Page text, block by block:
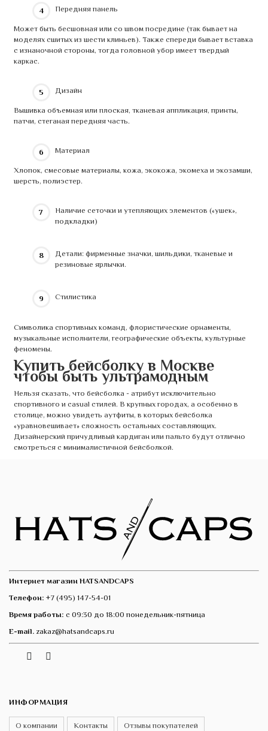
Передняя панель
Может быть бесшовная или со швом посредине (так бывает на
моделях сшитых из шести клиньев). Также спереди бывает вставка
с изнаночной стороны, тогда головной убор имеет твердый
каркас.
Дизайн
Вышивка объемная или плоская, тканевая аппликация, принты,
патчи, стеганая передняя часть.
Материал
Хлопок, смесовые материалы, кожа, экокожа, экомеха и экозамши,
шерсть, полиэстер.
Наличие сеточки и утепляющих элементов («ушек»,
подкладки)
Детали: фирменные значки, шильдики, тканевые и
резиновые ярлычки.
Стилистика
Символика спортивных команд, флористические орнаменты,
музыкальные исполнители, географические объекты, культурные
феномены.
Купить бейсболку в Москве
чтобы быть ультрамодным
Нельзя сказать, что бейсболка - атрибут исключительно
спортивного и casual стилей. В крупных городах, а особенно в
столице, можно увидеть аутфиты, в которых бейсболка
«уравновешивает» сложность остальных составляющих.
Дизайнерский причудливый кардиган или пальто будут отлично
смотреться с минималистичной бейсболкой.
Интернет магазин HATSANDCAPS
Телефон: +7 (495) 147-54-01
Время работы: с 09:30 до 18:00 понедельник-пятница
E-mail. zakaz@hatsandcaps.ru
Telegram
ИНФОРМАЦИЯ
О компании Контакты Отзывы покупателей